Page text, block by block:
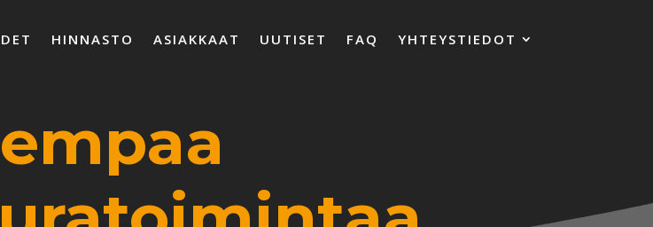
HINNASTO ASIAKKAAT UUTISET FAQ YHTEYSTIEDOT